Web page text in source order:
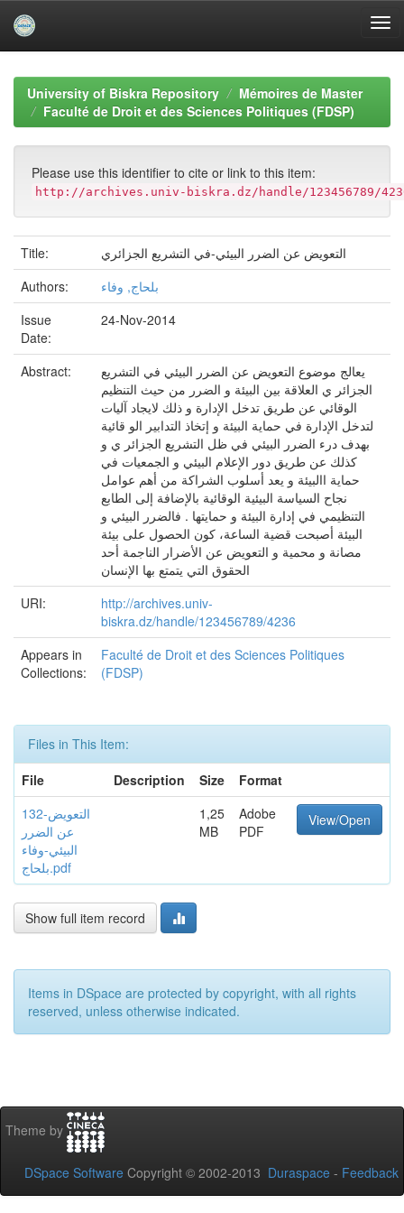
navigationUniversity of Biskra Repository
Mémoires de Master
Faculté de Droit et des Sciences Politiques (FDSP)
Please use this identifier to cite or link to this item:
http://archives.univ-biskra.dz/handle/123456789/
Title:
التعويض عن الضرر البيئي-في التشريع الجزائري
Authors:
بلحاج, وفاء
Issue
Date:
24-Nov-2014
Abstract:
يعالج موضوع التعويض عن الضرر البيئي في التشريع
الجزائر ي العلاقة بين البيئة و الضرر من حيث التنظيم
الوقائي عن طريق تدخل الإدارة و ذلك لايجاد آليات
لتدخل الإدارة في حماية البيئة و إتخاذ التدابير الو قائية
بهدف درء الضرر البيئي في ظل التشريع الجزائر ي و
كذلك عن طريق دور الإعلام البيئي و الجمعيات في
حماية االبيئة و يعد أسلوب الشراكة من أهم عوامل
نجاح السياسة البيئية الوقائية بالإضافة إلى الطابع
التنظيمي في إدارة البيئة و حمايتها . فالضرر البيئي و
البيئة أصبحت قضية الساعة، كون الحصول على بيئة
مصانة و محمية و التعويض عن الأضرار الناجمة أحد
الحقوق التي يتمتع بها الإنسان
URI:
http://archives.univ-
biskra.dz/handle/123456789/4236
Appears in
Collections:
Faculté de Droit et des Sciences Politiques
(FDSP)
Files in This Item:
File
Description Size
Format
132-التعويض
عن الضرر
البيئي-وفاء
بلحاج.pdf
1,25
MB
Adobe
PDF
View/Open
Show full item record
Items in DSpace are protected by copyright, with all rights
reserved, unless otherwise indicated.
Theme by
DSpace Software Copyright © 2002-2013 Duraspace - Feedback